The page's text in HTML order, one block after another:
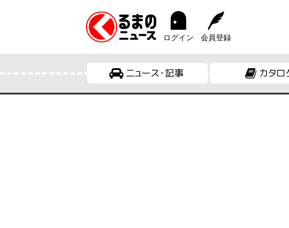
ログイン 会員登録
ニュース・記事 カタロ